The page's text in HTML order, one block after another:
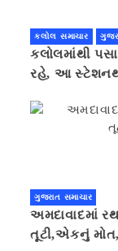
કલોલ સમાચાર
કલોલમાંથી
રહે, આ
ગુજરાત સમાચાર
અમદાવાદમાં
તૂટી,એકનું